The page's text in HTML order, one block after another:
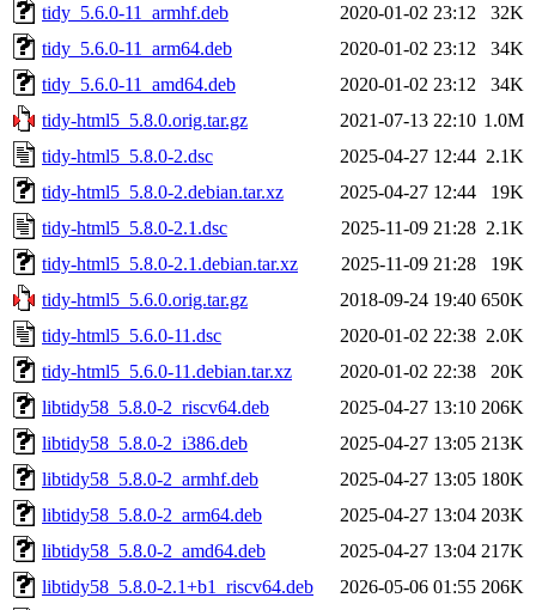
tidy_5.6.0-11_armhf.deb
2020-01-02 23:12
32K
tidy_5.6.0-11_arm64.deb
2020-01-02 23:12
34K
tidy_5.6.0-11_amd64.deb
2020-01-02 23:12
34K
tidy-html5_5.8.0.orig.tar.gz
2021-07-13 22:10 1.0M
tidy-html5_5.8.0-2.dsc
2025-04-27 12:44 2.1K
tidy-html5_5.8.0-2.debian.tar.xz
2025-04-27 12:44
19K
tidy-html5_5.8.0-2.1.dsc
2025-11-09 21:28 2.1K
tidy-html5_5.8.0-2.1.debian.tar.xz
2025-11-09 21:28
19K
tidy-html5_5.6.0.orig.tar.gz
2018-09-24 19:40 650K
tidy-html5_5.6.0-11.dsc
2020-01-02 22:38 2.0K
tidy-html5_5.6.0-11.debian.tar.xz
2020-01-02 22:38
20K
libtidy58_5.8.0-2_riscv64.deb
2025-04-27 13:10 206K
libtidy58_5.8.0-2_i386.deb
2025-04-27 13:05 213K
libtidy58_5.8.0-2_armhf.deb
2025-04-27 13:05 180K
libtidy58_5.8.0-2_arm64.deb
2025-04-27 13:04 203K
libtidy58_5.8.0-2_amd64.deb
2025-04-27 13:04 217K
libtidy58_5.8.0-2.1+b1_riscv64.deb
2026-05-06 01:55 206K